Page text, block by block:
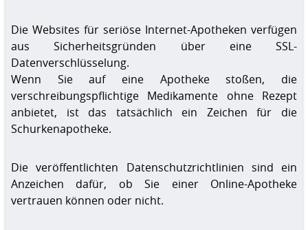
Die Websites für seriöse Internet-Apotheken verfügen
aus Sicherheitsgründen über eine SSL-
Datenverschlüsselung.
Wenn Sie auf eine Apotheke stoßen, die
verschreibungspflichtige Medikamente ohne Rezept
anbietet, ist das tatsächlich ein Zeichen für die
Schurkenapotheke.
Die veröffentlichten Datenschutzrichtlinien sind ein
Anzeichen dafür, ob Sie einer Online-Apotheke
vertrauen können oder nicht.